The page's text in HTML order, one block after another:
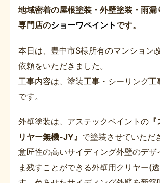
地域密着の屋根塗装・外壁塗装・雨漏
専門店のショーワペイントです。
本日は、豊中市S様所有のマンション
依頼をいただきました。
工事内容は、塗装工事・シーリング工
です。
外壁塗装は、アステックペイントの
リヤー無機-JY』 で塗装させていただ
意匠性の高いサイディング外壁のデザ
ま残すことができる外壁用クリヤー(